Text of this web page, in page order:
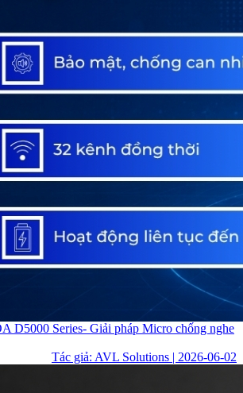
D5000 Series- Giải pháp Micro chống nghe
Tác giả: AVL Solutions | 2026-06-02